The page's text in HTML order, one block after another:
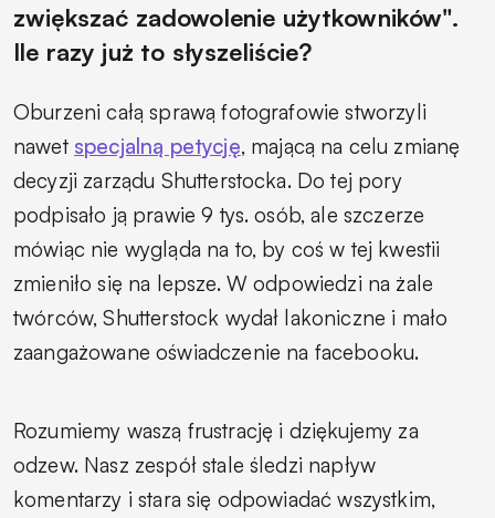
zwiększać zadowolenie użytkowników".
Ile razy już to słyszeliście?
Oburzeni całą sprawą fotografowie stworzyli
nawet specjalną petycję, mającą na celu zmianę
decyzji zarządu Shutterstocka. Do tej pory
podpisało ją prawie 9 tys. osób, ale szczerze
mówiąc nie wygląda na to, by coś w tej kwestii
zmieniło się na lepsze. W odpowiedzi na żale
twórców, Shutterstock wydał lakoniczne i mało
zaangażowane oświadczenie na facebooku.
Rozumiemy waszą frustrację i dziękujemy za
odzew. Nasz zespół stale śledzi napływ
komentarzy i stara się odpowiadać wszystkim,